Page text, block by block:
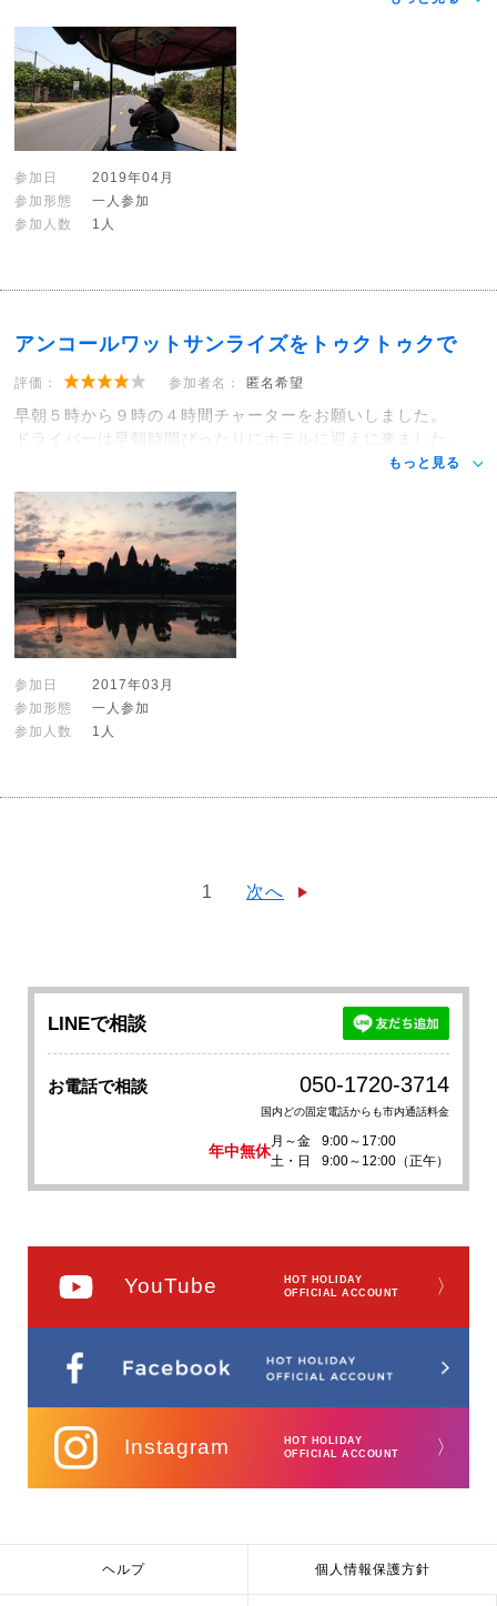
参加日
2019年04月
参加形態
一人参加
参加人数
1人
アンコールワットサンライズをトゥクトゥクで
評価： 参加者名： 匿名希望
早朝５時から９時の４時間チャーターをお願いしました。
ドライバーは早朝時間ぴったりにホテルに迎えに来ました。
もっと見る
参加日
2017年03月
参加形態
一人参加
参加人数
1人
1 次へ
LINEで相談
お電話で相談 050-1720-3714
国内どの固定電話からも市内通話料金
年中無休
月～金
9:00～17:00
土・日
9:00～12:00（正午）
YouTube
HOT HOLIDAY
OFFICIAL ACCOUNT
〉
Instagram
HOT HOLIDAY
OFFICIAL ACCOUNT
〉
ヘルプ 個人情報保護方針